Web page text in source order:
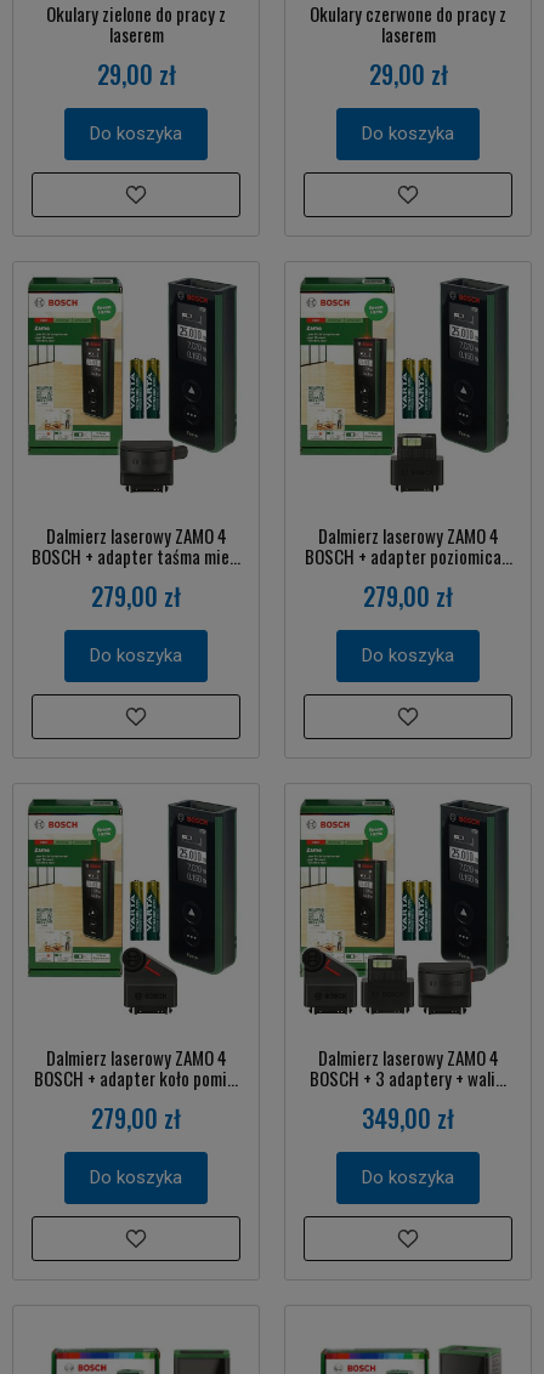
Okulary zielone do pracy z
laserem
29,00 zł
Do koszyka
Okulary czerwone do pracy z
laserem
29,00 zł
Do koszyka
Dalmierz laserowy ZAMO 4
BOSCH + adapter taśma mie...
279,00 zł
Do koszyka
Dalmierz laserowy ZAMO 4
BOSCH + adapter poziomica...
279,00 zł
Do koszyka
Dalmierz laserowy ZAMO 4
BOSCH + adapter koło pomi...
279,00 zł
Do koszyka
Dalmierz laserowy ZAMO 4
BOSCH + 3 adaptery + wali...
349,00 zł
Do koszyka